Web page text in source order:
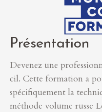
Présentation
Devenez une
cil. Cette formation a
spécifiquement la
méthode volume russe